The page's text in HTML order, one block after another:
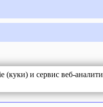
и сервис веб-